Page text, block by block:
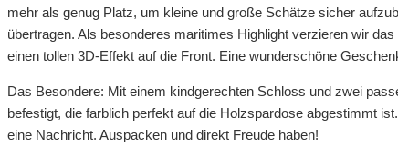
mehr als genug Platz, um kleine und große Schätze sicher
übertragen. Als besonderes maritimes Highlight verzieren wir
einen tollen 3D-Effekt auf die Front. Eine wunderschöne
Das Besondere: Mit einem kindgerechten Schloss und zwei
befestigt, die farblich perfekt auf die Holzspardose abgestimmt
eine Nachricht. Auspacken und direkt Freude haben!